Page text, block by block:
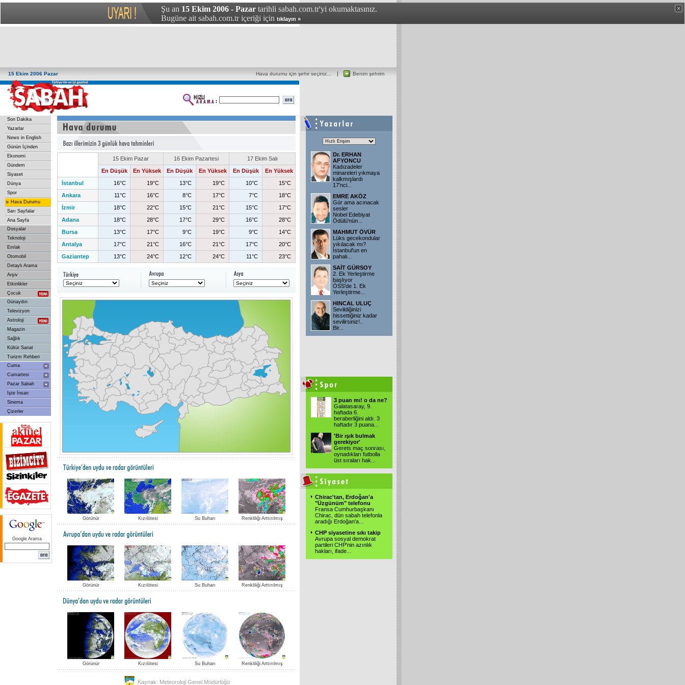
Şu an 15 Ekim 2006 - Pazar tarihli sabah.com.tr'yi okumaktasınız.
Bugüne ait sabah.com.tr içeriği için tıklayın »
15 Ekim 2006 Pazar Benim şehrim
Hava durumu için şehir seçiniz...
Son Dakika
Yazarlar
News in English
Günün İçinden
Ekonomi
Gündem
Siyaset
Dünya
Spor
» Hava Durumu
Sarı Sayfalar
Ana Sayfa
Dosyalar
Teknoloji
Emlak
Otomobil
Detaylı Arama
Arşiv
Etkinlikler
Çocuk
Günaydın
Televizyon
Astroloji
Magazin
Sağlık
Kültür Sanat
Turizm Rehberi
Cuma
Cumartesi
Pazar Sabah
İşte İnsan
Sinema
Çizerler
Google Arama
15 Ekim Pazar 16 Ekim Pazartesi
17 Ekim Salı
En Düşük
En Yüksek En Düşük En Yüksek En Düşük
En Yüksek
İstanbul
16°C 19°C 13°C 19°C 10°C
15°C
Ankara
11°C 16°C 8°C 17°C 7°C
18°C
İzmir
18°C 22°C 15°C 21°C 15°C
17°C
Adana
18°C 28°C 17°C 29°C 16°C
28°C
Bursa
13°C 17°C 9°C 19°C 9°C
14°C
Antalya
17°C 21°C 16°C 21°C 17°C
20°C
Gaziantep
13°C 24°C 12°C 24°C 11°C 23°C
Görünür Kızılötesi Su Buharı Renkliliği Arttırılmış
Görünür Kızılötesi Su Buharı Renkliliği Arttırılmış
Görünür Kızılötesi Su Buharı Renkliliği Arttırılmış
Kaynak: Meteoroloji Genel Müdürlüğü
Dr. ERHAN
AFYONCU
Kadızadeler
minareleri yıkmaya
kalkmışlardı
17'nci...
EMRE AKÖZ
Gür ama acınacak
sesler
Nobel Edebiyat
Ödülü'nün...
MAHMUT ÖVÜR
Lüks gecekondular
yıkılacak mı?
İstanbul'un en
pahalı...
SAİT GÜRSOY
2. Ek Yerleştirme
başlıyor
ÖSS'de 1. Ek
Yerleştirme...
HINCAL ULUÇ
Sevildiğinizi
hissettiğiniz kadar
sevilirsiniz!..
Bir...
3 puan mı! o da ne?
Galatasaray, 9.
haftada 6.
beraberliğini aldı. 3
haftadır 3 puana...
'Bir ışık bulmak
gerekiyor'
Gerets maç sonrası,
oynadıkları futbolla
üst sıraları hak...
Chirac'tan, Erdoğan'a
"Üzgünüm" telefonu
Fransa Cumhurbaşkanı
Chirac, dün sabah telefonla
aradığı Erdoğan'a...
CHP siyasetine sıkı takip
Avrupa sosyal demokrat
partileri CHP'nin azınlık
hakları, ifade...